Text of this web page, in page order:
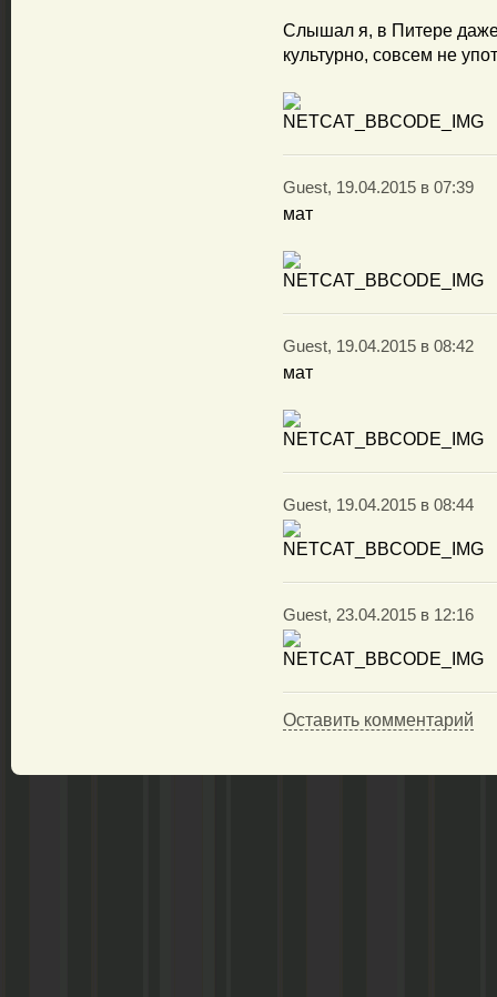
Слышал я, в Питере
культурно, совсем не
Guest, 19.04.2015 в 07:39
мат
Guest, 19.04.2015 в 08:42
мат
Guest, 19.04.2015 в 08:44
Guest, 23.04.2015 в 12:16
Оставить комментарий